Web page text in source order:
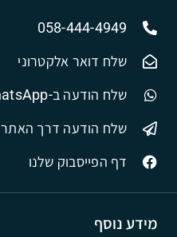
מידע נוסף
058-444-4949
שלח דואר אלקטרוני
שלח הודעה ב-WhatsApp
שלח הודעה דרך האתר
דף הפייסבוק שלנו